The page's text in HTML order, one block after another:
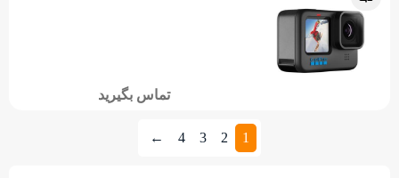
تماس بگیرید
1
2
3
4
←